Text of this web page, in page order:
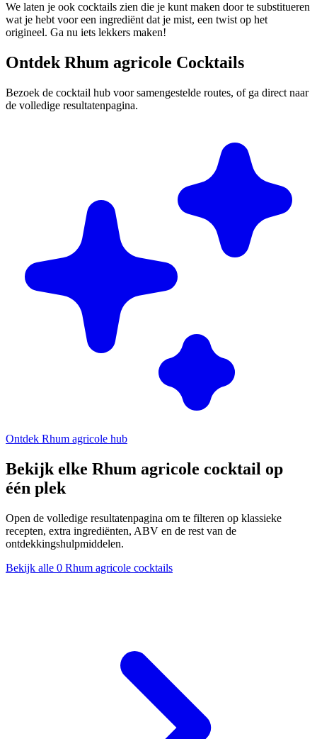
We laten je ook cocktails zien die je kunt maken door te substitueren
wat je hebt voor een ingrediënt dat je mist, een twist op het
origineel. Ga nu iets lekkers maken!
Ontdek Rhum agricole Cocktails
Bezoek de cocktail hub voor samengestelde routes, of ga direct naar
de volledige resultatenpagina.
Ontdek Rhum agricole hub
Bekijk elke Rhum agricole cocktail op
één plek
Open de volledige resultatenpagina om te filteren op klassieke
recepten, extra ingrediënten, ABV en de rest van de
ontdekkingshulpmiddelen.
Bekijk alle 0 Rhum agricole cocktails